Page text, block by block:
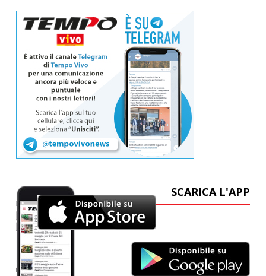
SCARICA L'APP